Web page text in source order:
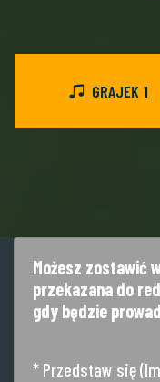
GRAJEK 1
Możesz zostawić
przekazana do
gdy będzie
* Przedstaw się